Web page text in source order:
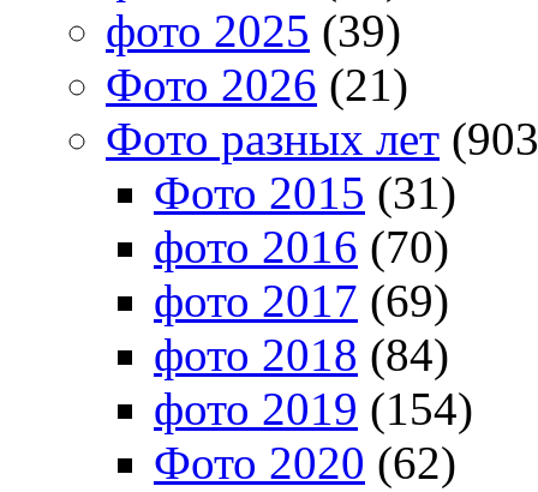
фото 2025 (39)
Фото 2026 (21)
Фото разных лет
Фото 2015 (31)
фото 2016 (70)
фото 2017 (69)
фото 2018 (84)
фото 2019 (154)
Фото 2020 (62)